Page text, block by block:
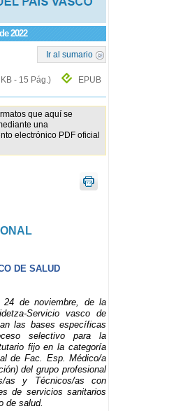
2022
Ir al sumario
- 15 Pág.)
EPUB
que aquí se
una
electrónico PDF oficial
DE SALUD
24 de noviembre, de la
Servicio vasco de
las bases específicas
selectivo para la
fijo en la categoría
de Fac. Esp. Médico/a
del grupo profesional
as y Técnicos/as con
de servicios sanitarios
de salud.